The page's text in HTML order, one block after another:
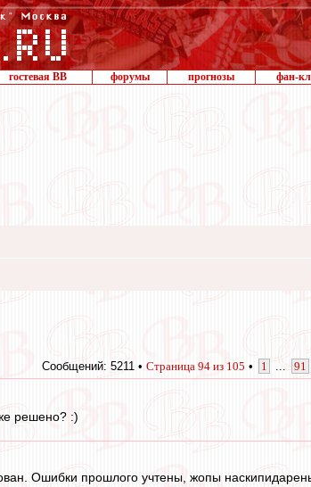
гостевая ВВ форумы прогнозы фан-
Сообщений: 5211 • Страница 94 из 105 • 1 91
решено? :)
Ошибки прошлого учтены, жопы